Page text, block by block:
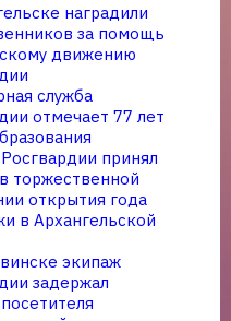
наградили
за помощь
движению
служба
отмечает 77 лет
принял
торжественной
открытия года
в Архангельской
экипаж
задержал